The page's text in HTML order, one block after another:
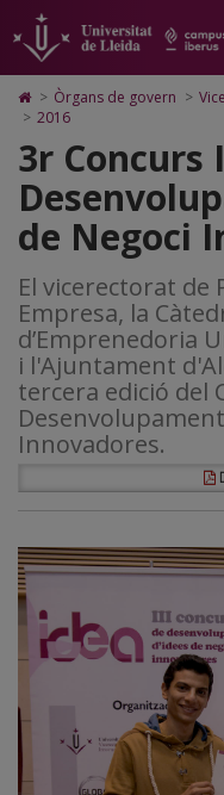
Concurs
Idea
de
d'Idees
de
Negoci
Innovadores
pàgina
principal.
Universitat
Lleida
contingut
principal
pàgina
Mapa
Web.
Universitat
Lleida
Cerca
Accessibilitat.
Universitat
Lleida
Icono
de
para
ir
a
la
página
inicio
> Òrgans de govern >
> 2016
3r Concurs
de Negoci
El vicerectorat de
Empresa, la
d’Emprenedoria
i l'Ajuntament
tercera edició del
Innovadores.